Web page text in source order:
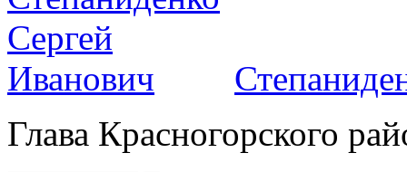
Глава Красногорского